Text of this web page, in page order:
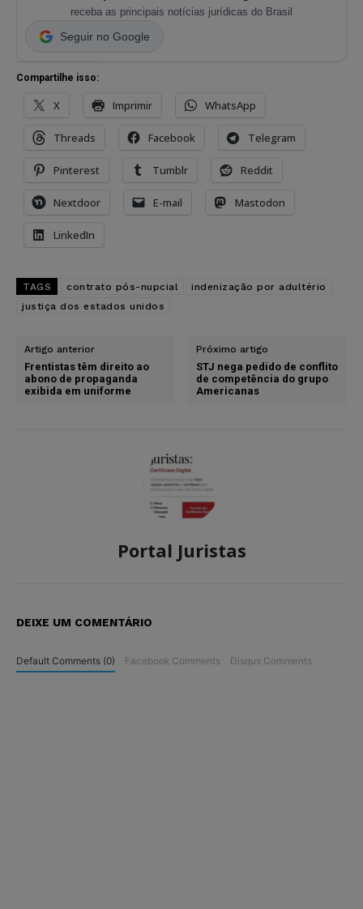
receba as principais notícias jurídicas do Brasil
Seguir no Google
Compartilhe isso:
X Imprimir WhatsApp
Threads Facebook Telegram
Pinterest Tumblr Reddit
Nextdoor E-mail Mastodon
LinkedIn
TAGS contrato pós-nupcial
indenização por adultério
justiça dos estados unidos
Artigo anterior
Frentistas têm direito ao
abono de propaganda
exibida em uniforme
Próximo artigo
STJ nega pedido de conflito
de competência do grupo
Americanas
Portal Juristas
DEIXE UM COMENTÁRIO
Default Comments (0) Facebook Comments Disqus Comments